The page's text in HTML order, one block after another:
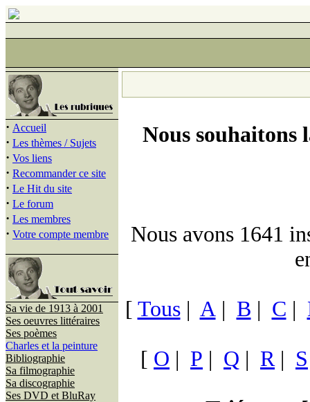
· Accueil
· Les thèmes / Sujets
· Vos liens
· Recommander ce site
· Le Hit du site
· Le forum
· Les membres
· Votre compte membre
Sa vie de 1913 à 2001
Ses oeuvres littéraires
Ses poèmes
Charles et la peinture
Bibliographie
Sa filmographie
Sa discographie
Ses DVD et BluRay
Nous souhaitons
Nous avons 1641
[ Tous| A| B | C |
[ O | P | Q | R| S